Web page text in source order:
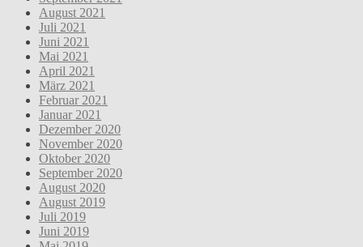
August 2021
Juli 2021
Juni 2021
Mai 2021
April 2021
März 2021
Februar 2021
Januar 2021
Dezember 2020
November 2020
Oktober 2020
September 2020
August 2020
August 2019
Juli 2019
Juni 2019